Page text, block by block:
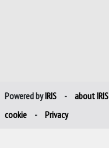
Powered byIRIS - about IRIS
cookie
- Privacy